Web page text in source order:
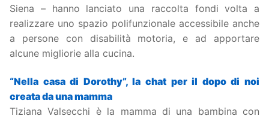
Siena – hanno lanciato una raccolta fondi volta a
realizzare uno spazio polifunzionale accessibile anche
a persone con disabilità motoria, e ad apportare
alcune migliorie alla cucina.
“Nella casa di Dorothy”, la chat per il dopo di noi
creata da una mamma
Tiziana Valsecchi è la mamma di una bambina con